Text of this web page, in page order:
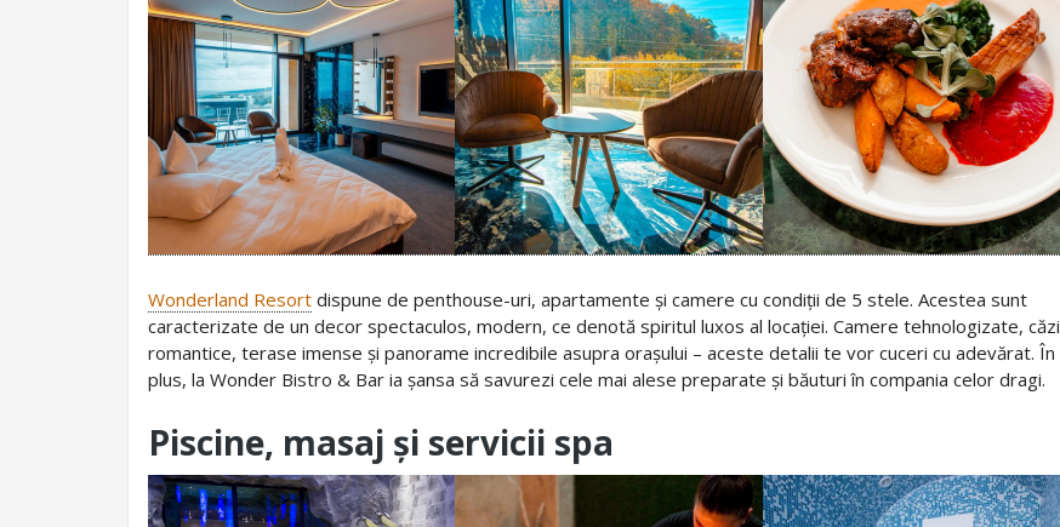
Wonderland Resort dispune de penthouse-uri, apartamente și camere cu condiții de 5 stele. Acestea sunt
caracterizate de un decor spectaculos, modern, ce denotă spiritul luxos al locației. Camere tehnologizate, căzi
romantice, terase imense și panorame incredibile asupra orașului – aceste detalii te vor cuceri cu adevărat. În
plus, la Wonder Bistro & Bar ia șansa să savurezi cele mai alese preparate și băuturi în compania celor dragi.
Piscine, masaj și servicii spa